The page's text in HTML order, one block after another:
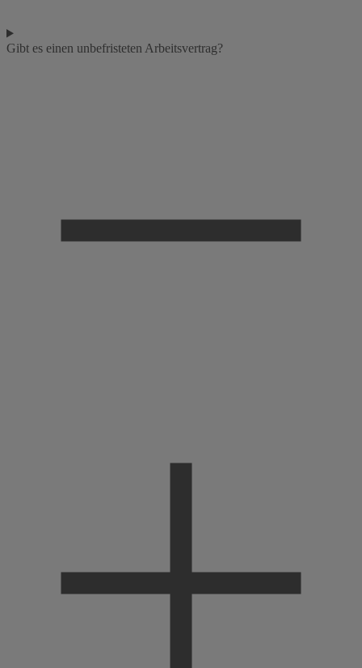
Gibt es einen unbefristeten Arbeitsvertrag?